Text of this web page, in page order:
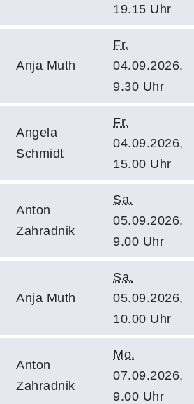
19.15 Uhr
Anja Muth
Fr.
04.09.2026,
9.30 Uhr
Angela
Schmidt
Fr.
04.09.2026,
15.00 Uhr
Anton
Zahradnik
Sa.
05.09.2026,
9.00 Uhr
Anja Muth
Sa.
05.09.2026,
10.00 Uhr
Anton
Zahradnik
Mo.
07.09.2026,
9.00 Uhr